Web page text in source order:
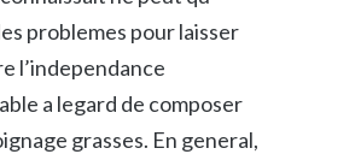
problemes pour laisser
l’independance
a legard de composer
grasses. En general,